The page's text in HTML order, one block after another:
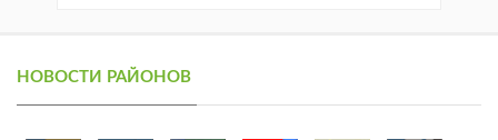
НОВОСТИ РАЙОНОВ